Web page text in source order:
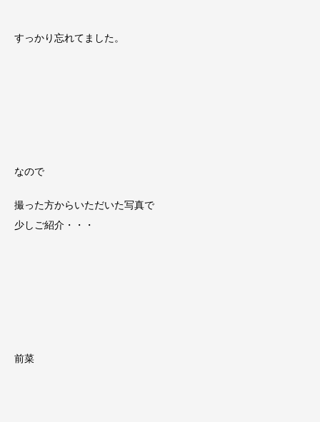
すっかり忘れてました。
なので
撮った方からいただいた写真で
少しご紹介・・・
前菜